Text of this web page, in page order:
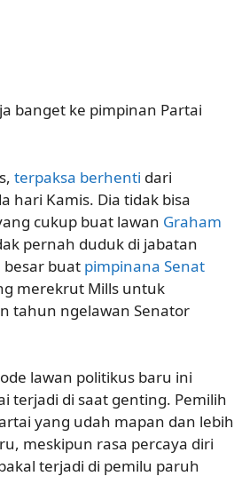
banget ke pimpinan Partai
terpaksa berhenti dari
hari Kamis. Dia tidak bisa
cukup buat lawan Graham
pernah duduk di jabatan
buat pimpinana Senat
merekrut Mills untuk
tahun ngelawan Senator
lawan politikus baru ini
terjadi di saat genting. Pemilih
yang udah mapan dan lebih
meskipun rasa percaya diri
terjadi di pemilu paruh